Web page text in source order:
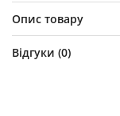
Опис товару
Відгуки (0)